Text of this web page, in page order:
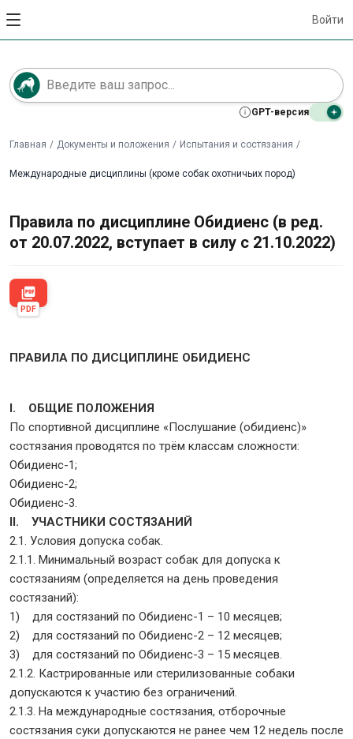
Войти
GPT-версия
Главная / Документы и положения / Испытания и состязания /
Международные дисциплины (кроме собак охотничьих пород)
Правила по дисциплине Обидиенс (в ред.
от 20.07.2022, вступает в силу с 21.10.2022)
picture_as_pdf
PDF
ПРАВИЛА ПО ДИСЦИПЛИНЕ ОБИДИЕНС
I. ОБЩИЕ ПОЛОЖЕНИЯ
По спортивной дисциплине «Послушание (обидиенс)»
состязания проводятся по трём классам сложности:
Обидиенс-1;
Обидиенс-2;
Обидиенс-3.
II. УЧАСТНИКИ СОСТЯЗАНИЙ
2.1. Условия допуска собак.
2.1.1. Минимальный возраст собак для допуска к
состязаниям (определяется на день проведения
состязаний):
1) для состязаний по Обидиенс-1 – 10 месяцев;
2) для состязаний по Обидиенс-2 – 12 месяцев;
3) для состязаний по Обидиенс-3 – 15 месяцев.
2.1.2. Кастрированные или стерилизованные собаки
допускаются к участию без ограничений.
2.1.3. На международные состязания, отборочные
состязания суки допускаются не ранее чем 12 недель после